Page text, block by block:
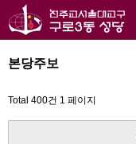
본당주보
Total 400건 1 페이지